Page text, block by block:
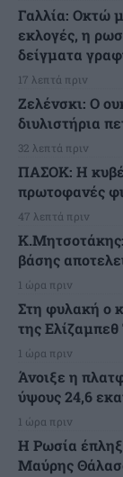
Γαλλία: Οκτώ
εκλογές, η
δείγματα
17 λεπτά πριν
Ζελένσκι: Ο
διυλιστήρια
32 λεπτά πριν
ΠΑΣΟΚ: Η
πρωτοφανές
47 λεπτά πριν
βάσης
1 ώρα πριν
Στη φυλακή ο
της Ελίζαμπεθ
1 ώρα πριν
Άνοιξε η
ύψους 24,6
1 ώρα πριν
Η Ρωσία
Μαύρης